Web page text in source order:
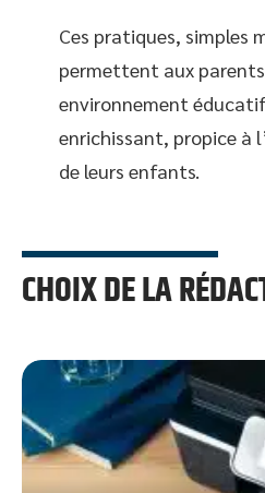
Ces pratiques, simples
permettent aux
environnement
enrichissant, propice à
de leurs enfants.
CHOIX DE LA